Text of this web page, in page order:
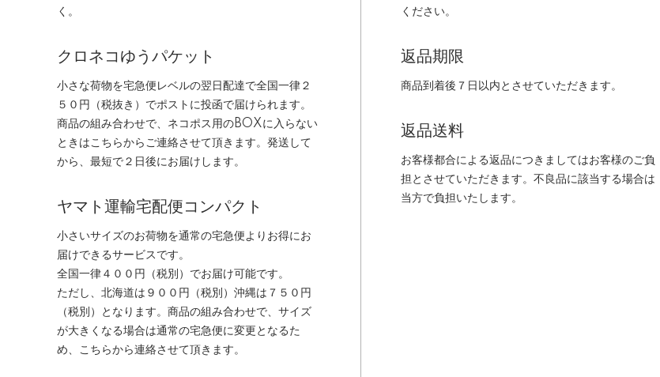
く。
クロネコゆうパケット
小さな荷物を宅急便レベルの翌日配達で全国一律２
５０円（税抜き）でポストに投函で届けられます。
商品の組み合わせで、ネコポス用のBOXに入らない
ときはこちらからご連絡させて頂きます。発送して
から、最短で２日後にお届けします。
ヤマト運輸宅配便コンパクト
小さいサイズのお荷物を通常の宅急便よりお得にお
届けできるサービスです。
全国一律４００円（税別）でお届け可能です。
ただし、北海道は９００円（税別）沖縄は７５０円
（税別）となります。商品の組み合わせで、サイズ
が大きくなる場合は通常の宅急便に変更となるた
め、こちらから連絡させて頂きます。
ください。
返品期限
商品到着後７日以内とさせていただきます。
返品送料
お客様都合による返品につきましてはお客様のご負
担とさせていただきます。不良品に該当する場合は
当方で負担いたします。